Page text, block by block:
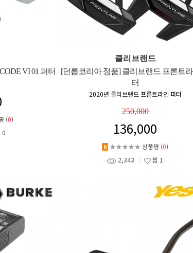
VI 01 퍼터
(0)
0
클리브랜드
[던롭코리아 정품] 클리브랜드 프론트
터
2020년 클리브랜드 프론트라인 퍼터
250,000
136,000
0 ★★★★★ 상품평 (0)
2,343
찜 1